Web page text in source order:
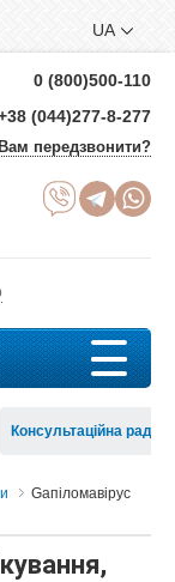
UA
0 (800)500-110
(044)277-8-277
Вам передзвонити?
Консультаційна рада
Gапіломавірус